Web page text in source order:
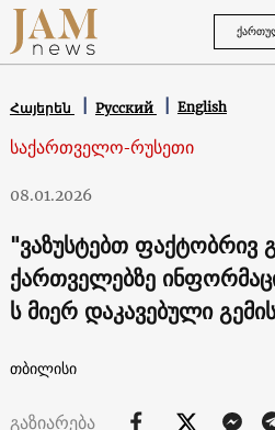
Հայերեն Русский English
საქართველო-რუსეთი
08.01.2026
"ვაზუსტებთ ფაქტობრივ
ქართველებზე
ს მიერ დაკავებული
თბილისი
გაზიარება